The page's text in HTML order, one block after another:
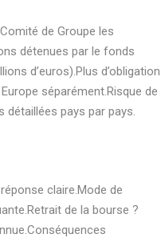
de Groupe les
détenues par le fonds
d’euros).Plus d’obligation
séparément.Risque de
pays par pays.
claire.Mode de
de la bourse ?